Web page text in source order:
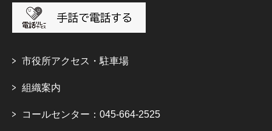
市役所アクセス・駐車場
組織案内
コールセンター：045-664-2525